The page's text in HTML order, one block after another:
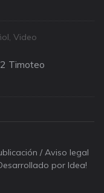
, Video
Timoteo
/ Aviso legal
por Idea!